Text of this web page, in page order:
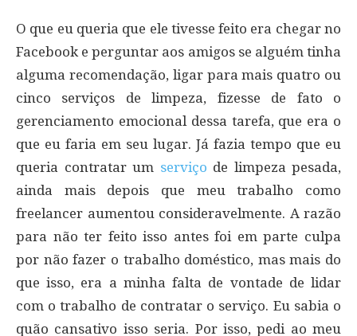
O que eu queria que ele tivesse feito era chegar no
Facebook e perguntar aos amigos se alguém tinha
alguma recomendação, ligar para mais quatro ou
cinco serviços de limpeza, fizesse de fato o
gerenciamento emocional dessa tarefa, que era o
que eu faria em seu lugar. Já fazia tempo que eu
queria contratar um serviço de limpeza pesada,
ainda mais depois que meu trabalho como
freelancer aumentou consideravelmente. A razão
para não ter feito isso antes foi em parte culpa
por não fazer o trabalho doméstico, mas mais do
que isso, era a minha falta de vontade de lidar
com o trabalho de contratar o serviço. Eu sabia o
quão cansativo isso seria. Por isso, pedi ao meu